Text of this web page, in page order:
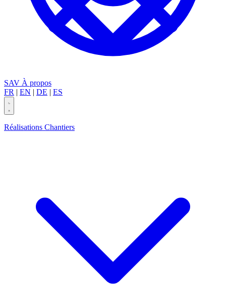
SAV À propos
FR | EN | DE | ES
Réalisations Chantiers